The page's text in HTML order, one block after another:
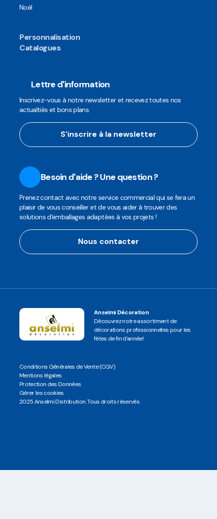
Noël
Personnalisation
Catalogues
Lettre d'information
Inscrivez-vous à notre newsletter et recevez toutes nos
actualtiés et bons plans.
S'inscrire à la newsletter
Besoin d'aide ? Une question ?
Prenez contact avec notre service commercial qui se fera un
plaisir de vous conseiller et de vous aider à trouver des
solutions d'emballages adaptées à vos projets !
Nous contacter
Anselmi Décoration
Découvrez notre assortiment de
décorations professionnelles pour les
fêtes de fin d'année!
Conditions Générales de Vente (CGV)
Mentions légales
Protection des Données
Gérer les cookies
2025 Anselmi Distribution. Tous droits réservés